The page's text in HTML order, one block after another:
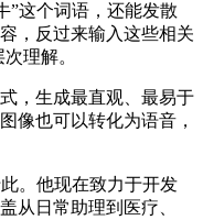
这个词语，还能发散
，反过来输入这些相关
理解。
生成最直观、最易于
像也可以转化为语音，
。他现在致力于开发
从日常助理到医疗、